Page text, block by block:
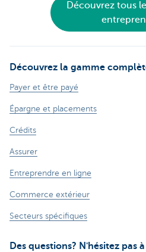
Découvrez tous
Découvrez la gamme
Payer et être payé
Épargne et placements
Crédits
Assurer
Entreprendre en ligne
Commerce extérieur
Secteurs spécifiques
Des questions? N'hésitez pas